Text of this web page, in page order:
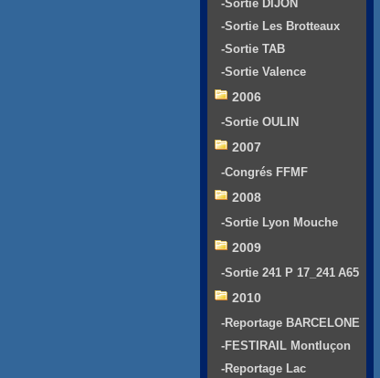
-Sortie DIJON
-Sortie Les Brotteaux
-Sortie TAB
-Sortie Valence
2006
-Sortie OULIN
2007
-Congrés FFMF
2008
-Sortie Lyon Mouche
2009
-Sortie 241 P 17_241 A65
2010
-Reportage BARCELONE
-FESTIRAIL Montluçon
-Reportage Lac